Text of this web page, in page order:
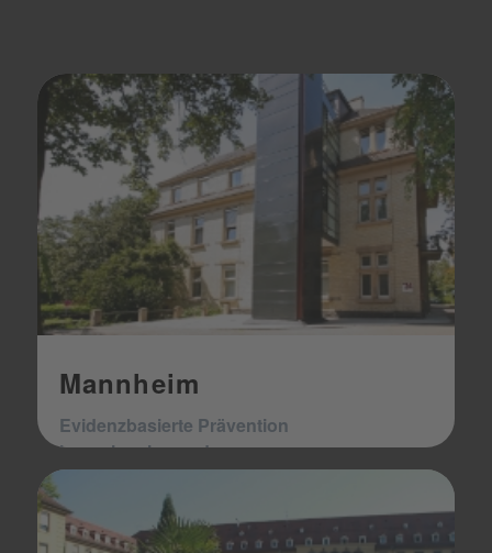
Mannheim
Evidenzbasierte Prävention
im regionalen und
kommunalen Kontext